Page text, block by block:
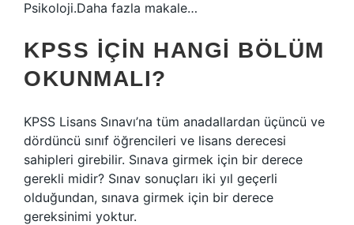
Psikoloji.Daha fazla makale…
KPSS IÇIN HANGI BÖLÜM
OKUNMALI?
KPSS Lisans Sınavı’na tüm anadallardan üçüncü ve
dördüncü sınıf öğrencileri ve lisans derecesi
sahipleri girebilir. Sınava girmek için bir derece
gerekli midir? Sınav sonuçları iki yıl geçerli
olduğundan, sınava girmek için bir derece
gereksinimi yoktur.